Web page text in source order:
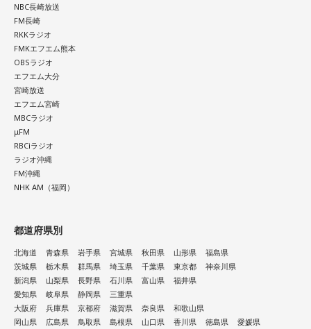
NBC長崎放送
FM長崎
RKKラジオ
FMKエフエム熊本
OBSラジオ
エフエム大分
宮崎放送
エフエム宮崎
MBCラジオ
μFM
RBCiラジオ
ラジオ沖縄
FM沖縄
NHK AM（福岡）
都道府県別
北海道 青森県 岩手県 宮城県 秋田県 山形県
福島県
茨城県
栃木県 群馬県 埼玉県 千葉県 東京都
神奈川県
新潟県
山梨県 長野県 石川県 富山県
福井県
愛知県
岐阜県 静岡県
三重県
大阪府
兵庫県 京都府 滋賀県 奈良県
和歌山県
岡山県
広島県 鳥取県 島根県 山口県 香川県 徳島県 愛媛県